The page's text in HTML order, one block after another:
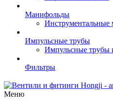
Манифольды
Инструментальные
Импульсные трубы
Импульсные трубы
Фильтры
Меню